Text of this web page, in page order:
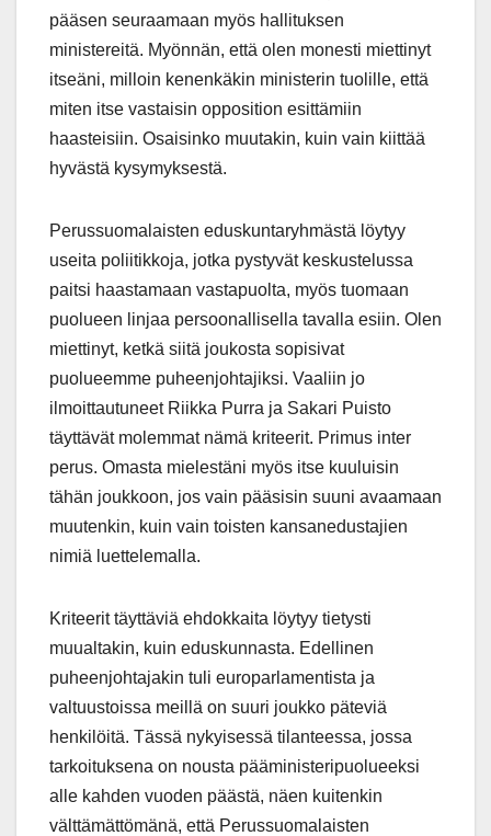
pääsen seuraamaan myös hallituksen
ministereitä. Myönnän, että olen monesti miettinyt
itseäni, milloin kenenkäkin ministerin tuolille, että
miten itse vastaisin opposition esittämiin
haasteisiin. Osaisinko muutakin, kuin vain kiittää
hyvästä kysymyksestä.
Perussuomalaisten eduskuntaryhmästä löytyy
useita poliitikkoja, jotka pystyvät keskustelussa
paitsi haastamaan vastapuolta, myös tuomaan
puolueen linjaa persoonallisella tavalla esiin. Olen
miettinyt, ketkä siitä joukosta sopisivat
puolueemme puheenjohtajiksi. Vaaliin jo
ilmoittautuneet Riikka Purra ja Sakari Puisto
täyttävät molemmat nämä kriteerit. Primus inter
perus. Omasta mielestäni myös itse kuuluisin
tähän joukkoon, jos vain pääsisin suuni avaamaan
muutenkin, kuin vain toisten kansanedustajien
nimiä luettelemalla.
Kriteerit täyttäviä ehdokkaita löytyy tietysti
muualtakin, kuin eduskunnasta. Edellinen
puheenjohtajakin tuli europarlamentista ja
valtuustoissa meillä on suuri joukko päteviä
henkilöitä. Tässä nykyisessä tilanteessa, jossa
tarkoituksena on nousta pääministeripuolueeksi
alle kahden vuoden päästä, näen kuitenkin
välttämättömänä, että Perussuomalaisten